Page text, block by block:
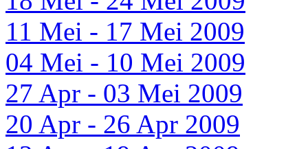
11 Mei - 17 Mei 2009
04 Mei - 10 Mei 2009
27 Apr - 03 Mei 2009
20 Apr - 26 Apr 2009